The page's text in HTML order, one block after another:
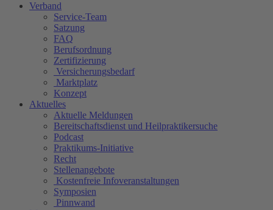
Verband
Service-Team
Satzung
FAQ
Berufsordnung
Zertifizierung
Versicherungsbedarf
Marktplatz
Konzept
Aktuelles
Aktuelle Meldungen
Bereitschaftsdienst und Heilpraktikersuche
Podcast
Praktikums-Initiative
Recht
Stellenangebote
Kostenfreie Infoveranstaltungen
Symposien
Pinnwand